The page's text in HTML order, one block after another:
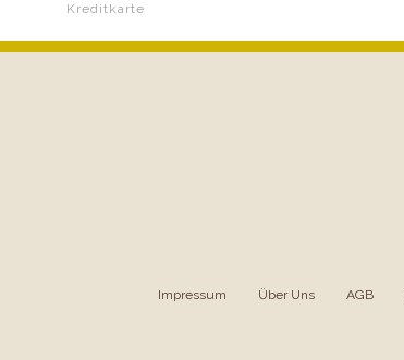
Kreditkarte
Impressum Über Uns AGB